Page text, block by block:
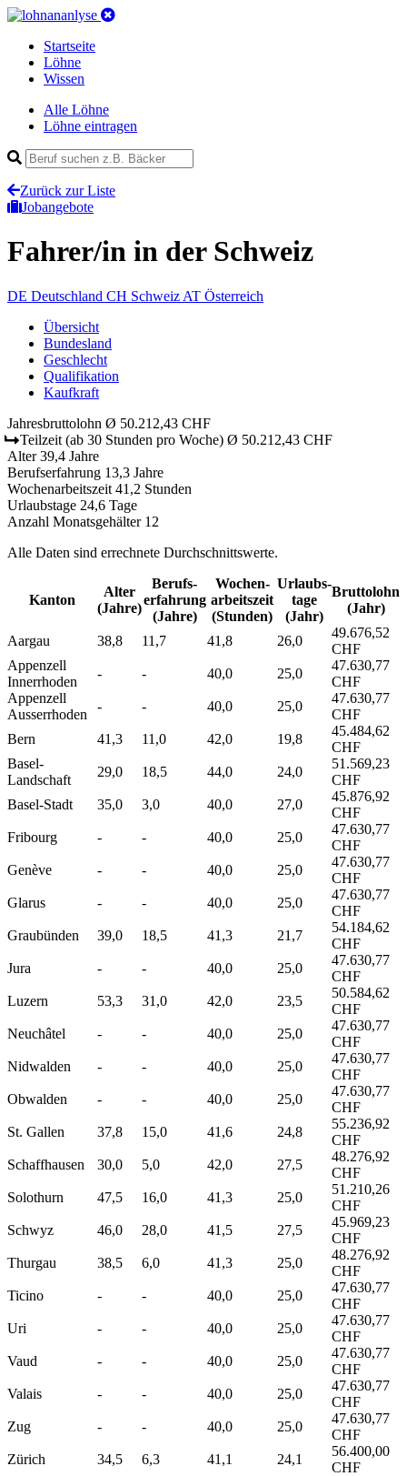
Startseite
Löhne
Wissen
Alle Löhne
Löhne eintragen
Zurück zur Liste
Jobangebote
Fahrer/in in der Schweiz
DE Deutschland CH Schweiz AT Österreich
Übersicht
Bundesland
Geschlecht
Qualifikation
Kaufkraft
Jahresbruttolohn Ø 50.212,43 CHF
Teilzeit (ab 30 Stunden pro Woche) Ø 50.212,43 CHF
Alter 39,4 Jahre
Berufserfahrung 13,3 Jahre
Wochenarbeitszeit 41,2 Stunden
Urlaubstage 24,6 Tage
Anzahl Monatsgehälter 12
Alle Daten sind errechnete Durchschnittswerte.
Kanton
Alter
(Jahre)
Berufs­
erfahrung
(Jahre)
Wochen­
arbeitszeit
(Stunden)
Urlaubs­
tage
(Jahr)
Bruttolohn
(Jahr)
Aargau 38,8 11,7 41,8 26,0
49.676,52
CHF
Appenzell
Innerrhoden
- - 40,0 25,0
47.630,77
CHF
Appenzell
Ausserrhoden
- - 40,0 25,0
47.630,77
CHF
Bern
41,3 11,0 42,0 19,8
45.484,62
CHF
Basel-
Landschaft
29,0 18,5 44,0 24,0
51.569,23
CHF
Basel-Stadt
35,0 3,0 40,0 27,0
45.876,92
CHF
Fribourg
- - 40,0 25,0
47.630,77
CHF
Genève
- - 40,0 25,0
47.630,77
CHF
Glarus
- - 40,0 25,0
47.630,77
CHF
Graubünden
39,0 18,5 41,3 21,7
54.184,62
CHF
Jura
- - 40,0 25,0
47.630,77
CHF
Luzern
53,3 31,0 42,0 23,5
50.584,62
CHF
Neuchâtel
- - 40,0 25,0
47.630,77
CHF
Nidwalden
- - 40,0 25,0
47.630,77
CHF
Obwalden
- - 40,0 25,0
47.630,77
CHF
St. Gallen
37,8 15,0 41,6 24,8
55.236,92
CHF
Schaffhausen
30,0 5,0 42,0 27,5
48.276,92
CHF
Solothurn
47,5 16,0 41,3 25,0
51.210,26
CHF
Schwyz
46,0 28,0 41,5 27,5
45.969,23
CHF
Thurgau
38,5 6,0 41,3 25,0
48.276,92
CHF
Ticino
- - 40,0 25,0
47.630,77
CHF
Uri
- - 40,0 25,0
47.630,77
CHF
Vaud
- - 40,0 25,0
47.630,77
CHF
Valais
- - 40,0 25,0
47.630,77
CHF
Zug
- - 40,0 25,0
47.630,77
CHF
Zürich
34,5 6,3 41,1 24,1
56.400,00
CHF